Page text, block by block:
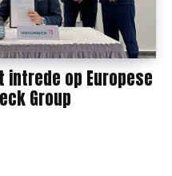
intrede op Europese
Group